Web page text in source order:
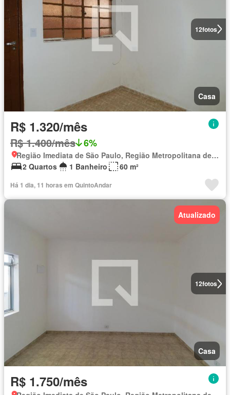
12fotos
Casa
R$ 1.320/mês
R$ 1.400/mês 6%
Região Imediata de São Paulo, Região Metropolitana de São Paulo
2 Quartos
1 Banheiro 60 m²
Há 1 dia, 11 horas em QuintoAndar
12fotos
Atualizado
Casa
R$ 1.750/mês